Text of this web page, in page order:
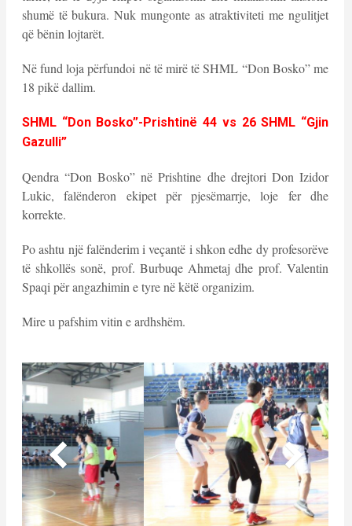
shumë të bukura. Nuk mungonte as atraktiviteti me ngulitjet
që bënin lojtarët.
Në fund loja përfundoi në të mirë të SHML “Don Bosko” me
18 pikë dallim.
SHML “Don Bosko”-Prishtinë 44 vs 26 SHML “Gjin
Gazulli”
Qendra “Don Bosko” në Prishtine dhe drejtori Don Izidor
Lukic, falënderon ekipet për pjesëmarrje, loje fer dhe
korrekte.
Po ashtu një falënderim i veçantë i shkon edhe dy profesorëve
të shkollës sonë, prof. Burbuqe Ahmetaj dhe prof. Valentin
Spaqi për angazhimin e tyre në këtë organizim.
Mire u pafshim vitin e ardhshëm.